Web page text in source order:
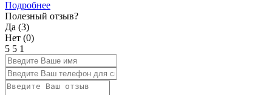
Подробнее
Полезный отзыв?
Да (3)
Нет (0)
5 5 1